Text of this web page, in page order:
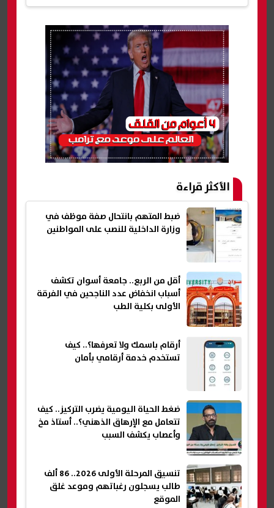
الأكثر قراءة
ضبط المتهم بانتحال صفة موظف في
وزارة الداخلية للنصب على المواطنين
أقل من الربع.. جامعة أسوان تكشف
أسباب انخفاض عدد الناجحين في الفرقة
الأولى بكلية الطب
أرقام باسمك ولا تعرفها؟.. كيف
تستخدم خدمة أرقامي بأمان
ضغط الحياة اليومية يضرب التركيز.. كيف
تتعامل مع الإرهاق الذهني؟.. أستاذ مخ
وأعصاب يكشف السبب
تنسيق المرحلة الأولى 2026.. 86 ألف
طالب يسجلون رغباتهم وموعد غلق
الموقع